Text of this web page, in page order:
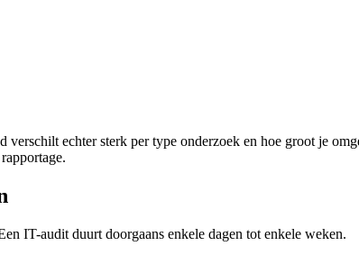
echter sterk per type onderzoek en hoe groot je
IT-audit duurt doorgaans enkele dagen tot enkele weken.